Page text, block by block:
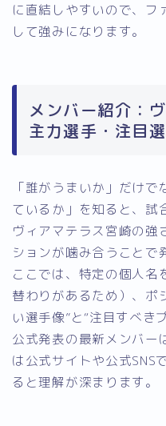
に直結しやすいので、フ
して強みになります。
メンバー紹介：
主力選手・注目
「誰がうまいか」だけ
ているか」を知ると、試
ヴィアマテラス宮崎の強
ションが噛み合うことで
ここでは、特定の個人名
替わりがあるため）、ポ
い選手像”と“注目すべき
公式発表の最新メンバー
は公式サイトや公式SNS
ると理解が深まります。